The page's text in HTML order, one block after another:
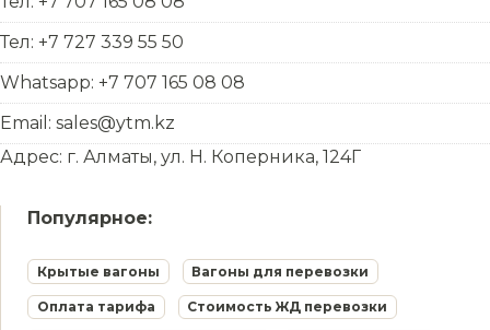
Тел: +7 727 339 55 50
Whatsapp: +7 707 165 08 08
Email: sales@ytm.kz
Адрес: г. Алматы, ул. Н. Коперника, 124Г
Популярное:
Крытые вагоны Вагоны для перевозки
Оплата тарифа Стоимость ЖД перевозки